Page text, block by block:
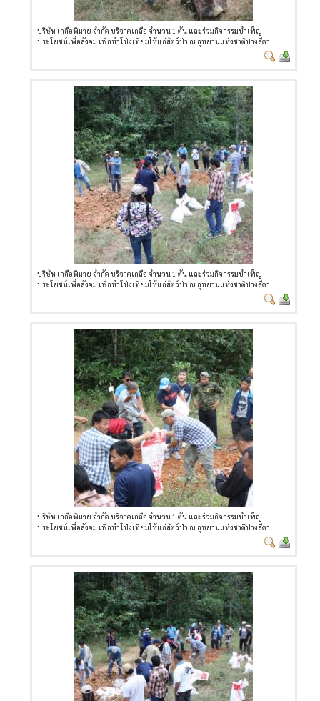
บริษัท เกลือพิมาย จำกัด บริจาคเกลือ จำนวน 1 ตัน และร่วมกิจกรรมบำเพ็ญ
ประโยชน์เพื่อสังคม เพื่อทำโป่งเทียมให้แก่สัตว์ป่า ณ อุทยานแห่งชาติปางสีดา
บริษัท เกลือพิมาย จำกัด บริจาคเกลือ จำนวน 1 ตัน และร่วมกิจกรรมบำเพ็ญ
ประโยชน์เพื่อสังคม เพื่อทำโป่งเทียมให้แก่สัตว์ป่า ณ อุทยานแห่งชาติปางสีดา
บริษัท เกลือพิมาย จำกัด บริจาคเกลือ จำนวน 1 ตัน และร่วมกิจกรรมบำเพ็ญ
ประโยชน์เพื่อสังคม เพื่อทำโป่งเทียมให้แก่สัตว์ป่า ณ อุทยานแห่งชาติปางสีดา